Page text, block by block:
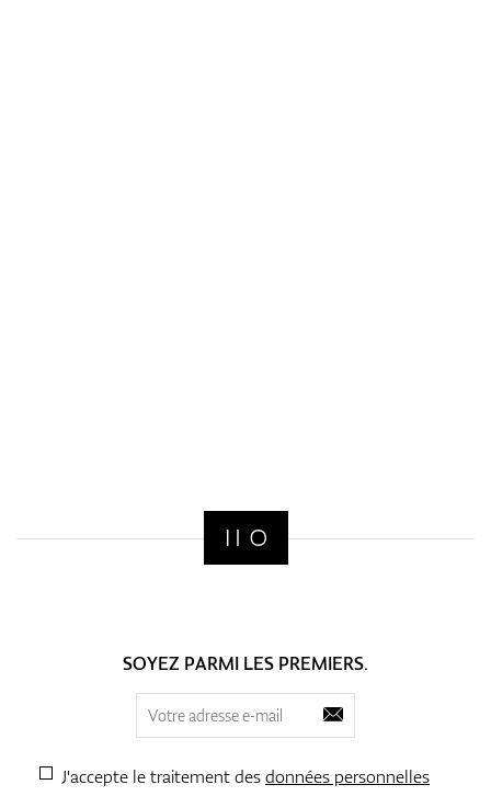
SOYEZ PARMI LES PREMIERS.
J'accepte le traitement desdonnées personnelles